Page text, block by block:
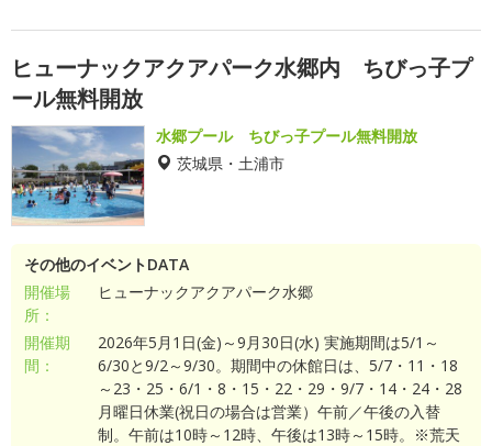
ヒューナックアクアパーク水郷内 ちびっ子プ
ール無料開放
水郷プール ちびっ子プール無料開放
茨城県・土浦市
その他のイベントDATA
開催場
所：
ヒューナックアクアパーク水郷
開催期
間：
2026年5月1日(金)～9月30日(水) 実施期間は5/1～
6/30と9/2～9/30。期間中の休館日は、5/7・11・18
～23・25・6/1・8・15・22・29・9/7・14・24・28
月曜日休業(祝日の場合は営業）午前／午後の入替
制。午前は10時～12時、午後は13時～15時。※荒天